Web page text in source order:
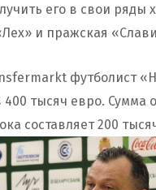
его в свои ряды
и пражская
футболист
400 тысяч евро. Сумма
составляет 200